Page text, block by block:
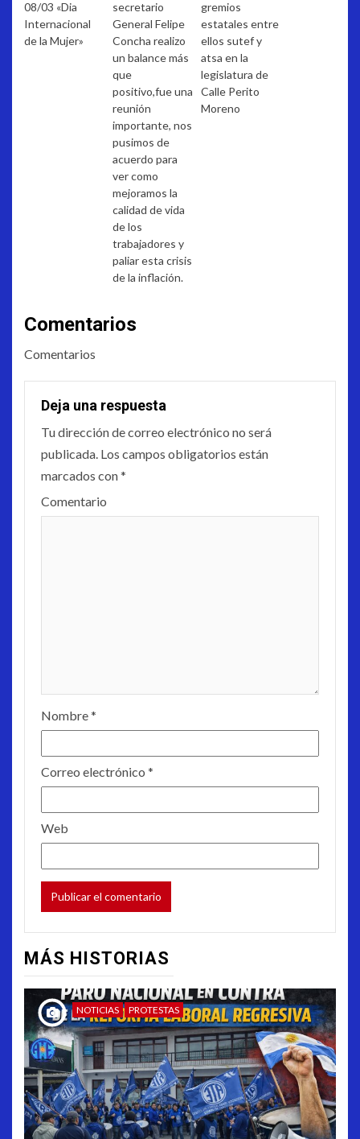
08/03 «Dia
Internacional
de la Mujer»
secretario
General Felipe
Concha realizo
un balance más
que
positivo,fue una
reunión
importante, nos
pusimos de
acuerdo para
ver como
mejoramos la
calidad de vida
de los
trabajadores y
paliar esta crisis
de la inflación.
gremios
estatales entre
ellos sutef y
atsa en la
legislatura de
Calle Perito
Moreno
Comentarios
Comentarios
Deja una respuesta
Tu dirección de correo electrónico no será
publicada. Los campos obligatorios están
marcados con*
Comentario
Nombre*
Correo electrónico *
Web
MÁS HISTORIAS
NOTICIAS PROTESTAS